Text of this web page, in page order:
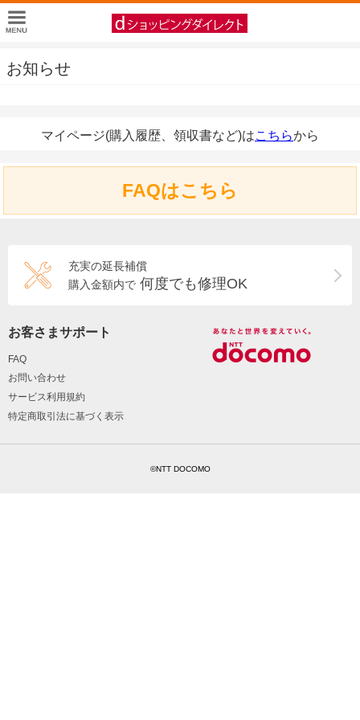
お知らせ
マイページ(購入履歴、領収書など)はこちらから
FAQはこちら
充実の延長補償
購入金額内で 何度でも修理OK
お客さまサポート
FAQ
お問い合わせ
サービス利用規約
特定商取引法に基づく表示
©NTT DOCOMO